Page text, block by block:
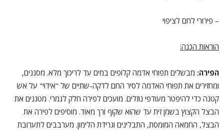
– פירורי לחם לציפוי
הוראות הכנה:
הפירה: מבשלים תפוחי אדמה קלופים במים עד לריכוך מלא. מסננים,
ומחזירים את תפוחי האדמה לסיר החם לדקה-שתיים של "אידוי" על אש
קטנה כדי להיפטר מעודפי נוזלים. מועכים לפירה חלק לגמרי. מטגנים את
הבצל הקצוץ בשמן זית עד שהוא שקוף ורך מאוד. מוסיפים לפירה את
הבצל, החמאה המומסת, התבלינים וגרידת הלימון. מערבבים לתערובת